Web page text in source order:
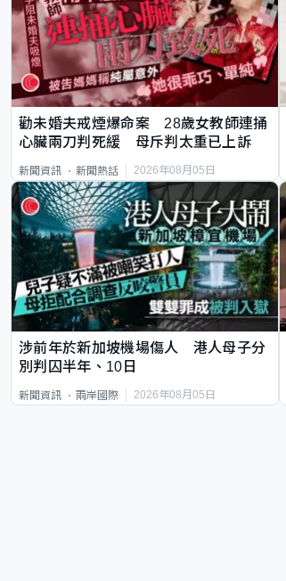
勸未婚夫戒煙爆命案 28歲女教師連捅
心臟兩刀判死緩 母斥判太重已上訴
新聞資訊 新聞熱話 2026年08月05日
涉前年於新加坡機場傷人 港人母子分
別判囚半年、10日
新聞資訊 兩岸國際 2026年08月05日